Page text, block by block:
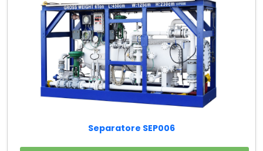
Separatore SEP006